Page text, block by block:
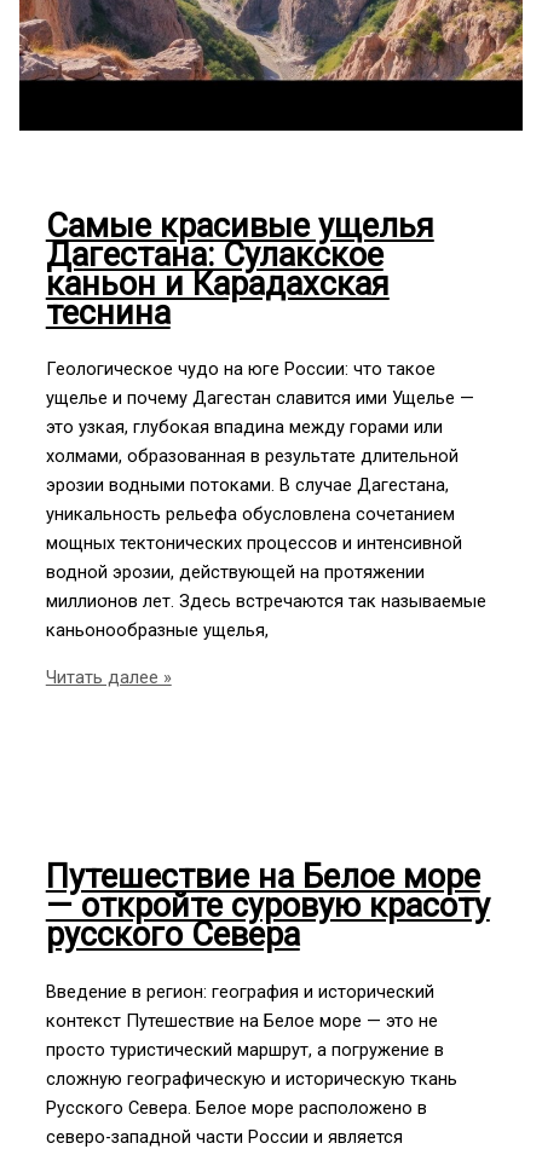
Самые красивые ущелья
Дагестана: Сулакское
каньон и Карадахская
теснина
Геологическое чудо на юге России: что такое
ущелье и почему Дагестан славится ими Ущелье —
это узкая, глубокая впадина между горами или
холмами, образованная в результате длительной
эрозии водными потоками. В случае Дагестана,
уникальность рельефа обусловлена сочетанием
мощных тектонических процессов и интенсивной
водной эрозии, действующей на протяжении
миллионов лет. Здесь встречаются так называемые
каньонообразные ущелья,
Самые
Карадахская
теснина
Читать далее »
Путешествие на Белое море
— откройте суровую красоту
русского Севера
Введение в регион: география и исторический
контекст Путешествие на Белое море — это не
просто туристический маршрут, а погружение в
сложную географическую и историческую ткань
Русского Севера. Белое море расположено в
северо-западной части России и является